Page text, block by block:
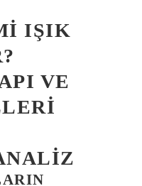
IŞIK
VE